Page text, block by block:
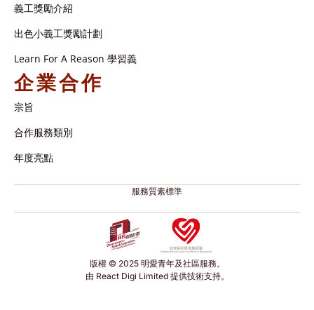
義工獎勵介紹
出色小義工獎勵計劃
Learn For A Reason 學習義
企業合作
宗旨
合作服務類別
年度亮點
服務質素標準
版權 © 2025 明愛青年及社區服務。
由 React Digi Limited 提供技術支持。